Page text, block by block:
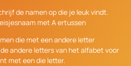
de namen op die je leuk vindt.
met A ertussen
die met een andere letter
andere letters van het alfabet voor
met een die letter.